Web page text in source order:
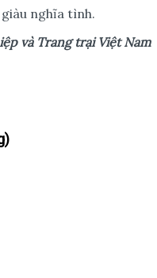
nghĩa tình.
và Trang trại Việt Nam